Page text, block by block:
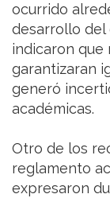
ocurrido
desarrollo del
indicaron que
garantizaran
generó
académicas.
Otro de los
reglamento
expresaron